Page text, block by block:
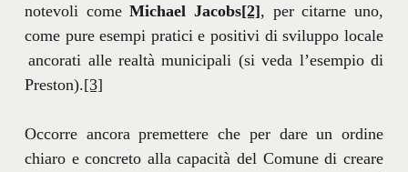
notevoli comeMichael Jacobs[2], per citarne uno,
come pure esempi pratici e positivi di sviluppo locale
ancorati alle realtà municipali (si veda l’esempio di
Preston).[3]
Occorre ancora premettere che per dare un ordine
chiaro e concreto alla capacità del Comune di creare